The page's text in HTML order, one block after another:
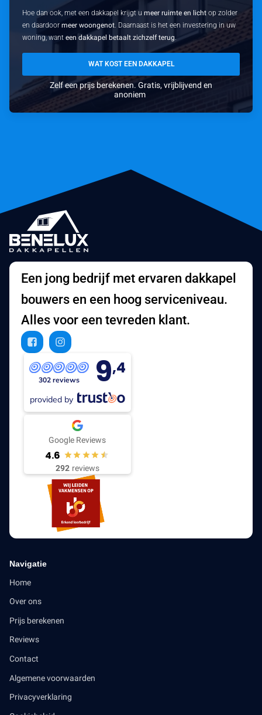
Hoe dan ook, met een dakkapel krijgt umeer ruimte en licht op zolder
en daardoormeer woongenot . Daarnaast is het een investering in uw
woning, wanteen dakkapel betaalt zichzelf terug
WAT KOST EEN DAKKAPEL
Zelf een prijs berekenen. Gratis, vrijblijvend en
anoniem
Een jong bedrijf met ervaren dakkapel
bouwers en een hoog serviceniveau.
Alles voor een tevreden klant.
302 reviews 9,4
provided by
Google Reviews
4.6
292 reviews
Navigatie
Home
Over ons
Prijs berekenen
Reviews
Contact
Algemene voorwaarden
Privacyverklaring